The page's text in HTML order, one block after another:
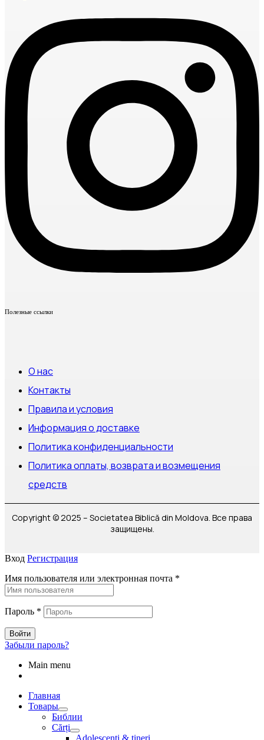
Полезные ссылки
О нас
Контакты
Правила и условия
Информация о доставке
Политика конфиденциальности
Политика оплаты, возврата и возмещения
средств
Copyright © 2025 – Societatea Biblică din Moldova. Все права
защищены.
Вход Регистрация
Имя пользователя или электронная почта *
Пароль *
Войти
Забыли пароль?
Main menu
Главная
Товары
Библии
Cărți
Adolescenți & tineri